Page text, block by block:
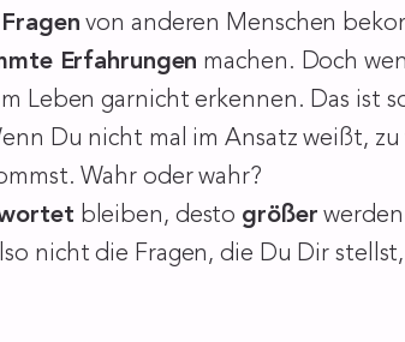
von anderen Menschen
Erfahrungen machen. Doch
Leben garnicht erkennen. Das ist
Du nicht mal im Ansatz weißt,
Wahr oder wahr?
bleiben, desto größer
nicht die Fragen, die Du Dir